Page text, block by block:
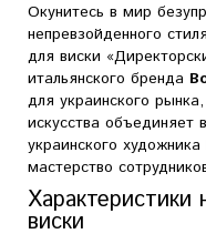
Окунитесь в мир
непревзойденного
для виски
итальянского бренда
для украинского
искусства объединяет
украинского
мастерство
Характеристики
виски